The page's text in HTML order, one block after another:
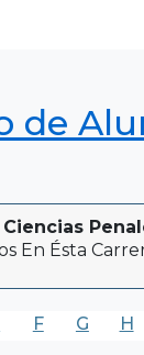
de
Ciencias
En Ésta
F G H